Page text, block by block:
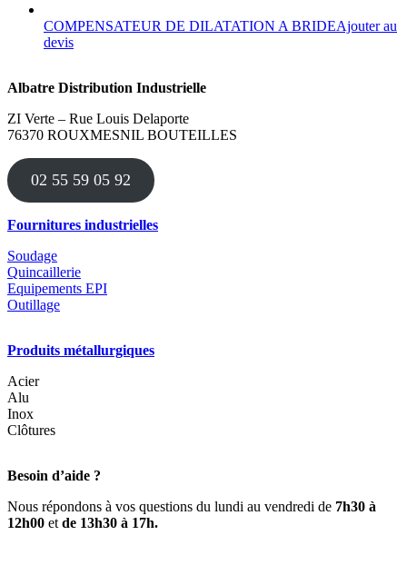
COMPENSATEUR DE DILATATION A BRIDEAjouter au
devisCe
plusieurs
Les
options
peuvent
être
choisies
sur
la
produit
Albatre Distribution Industrielle
ZI Verte – Rue Louis Delaporte
76370 ROUXMESNIL BOUTEILLES
02 55 59 05 92
Fournitures industrielles
Soudage
Quincaillerie
Equipements EPI
Outillage
Produits métallurgiques
Acier
Alu
Inox
Clôtures
Besoin d’aide ?
Nous répondons à vos questions du lundi au vendredi de 7h30 à
12h00 et de 13h30 à 17h.